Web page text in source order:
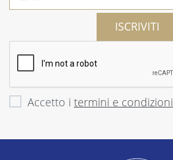
ISCRIVITI
Accetto i termini e condizioni